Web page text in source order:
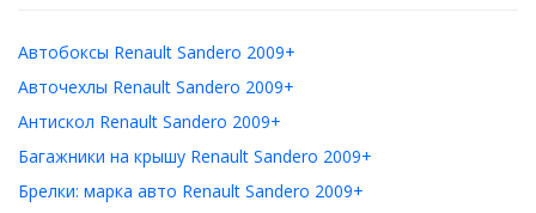
Автобоксы Renault Sandero 2009+
Авточехлы Renault Sandero 2009+
Антискол Renault Sandero 2009+
Багажники на крышу Renault Sandero 2009+
Брелки: марка авто Renault Sandero 2009+